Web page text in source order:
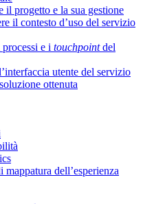
il progetto e la sua gestione
il contesto d’uso del servizio
e i touchpointdel
utente del servizio
ottenuta
dell’esperienza